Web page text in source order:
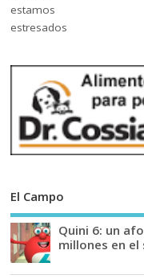
El Campo
Quini 6: un
millones en